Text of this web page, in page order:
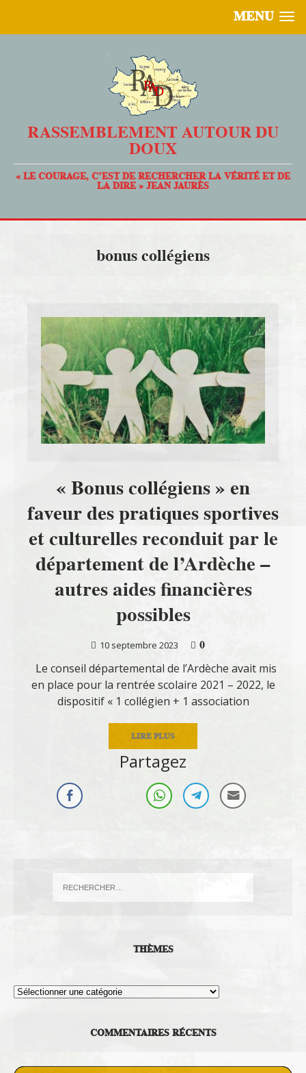
MENU
RASSEMBLEMENT AUTOUR DU
DOUX
« LE COURAGE, C’EST DE RECHERCHER LA VÉRITÉ ET DE
LA DIRE » JEAN JAURÈS
bonus collégiens
« Bonus collégiens » en
faveur des pratiques sportives
et culturelles reconduit par le
département de l’Ardèche –
autres aides financières
possibles
10 septembre 2023
0
Le conseil départemental de l’Ardèche avait mis
en place pour la rentrée scolaire 2021 – 2022, le
dispositif « 1 collégien + 1 association
LIRE PLUS
Partagez
THÈMES
Thèmes
COMMENTAIRES RÉCENTS